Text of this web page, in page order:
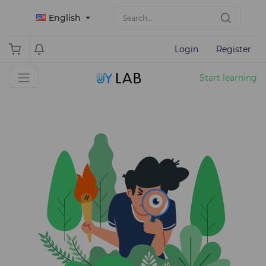
English
Login Register
Start learning